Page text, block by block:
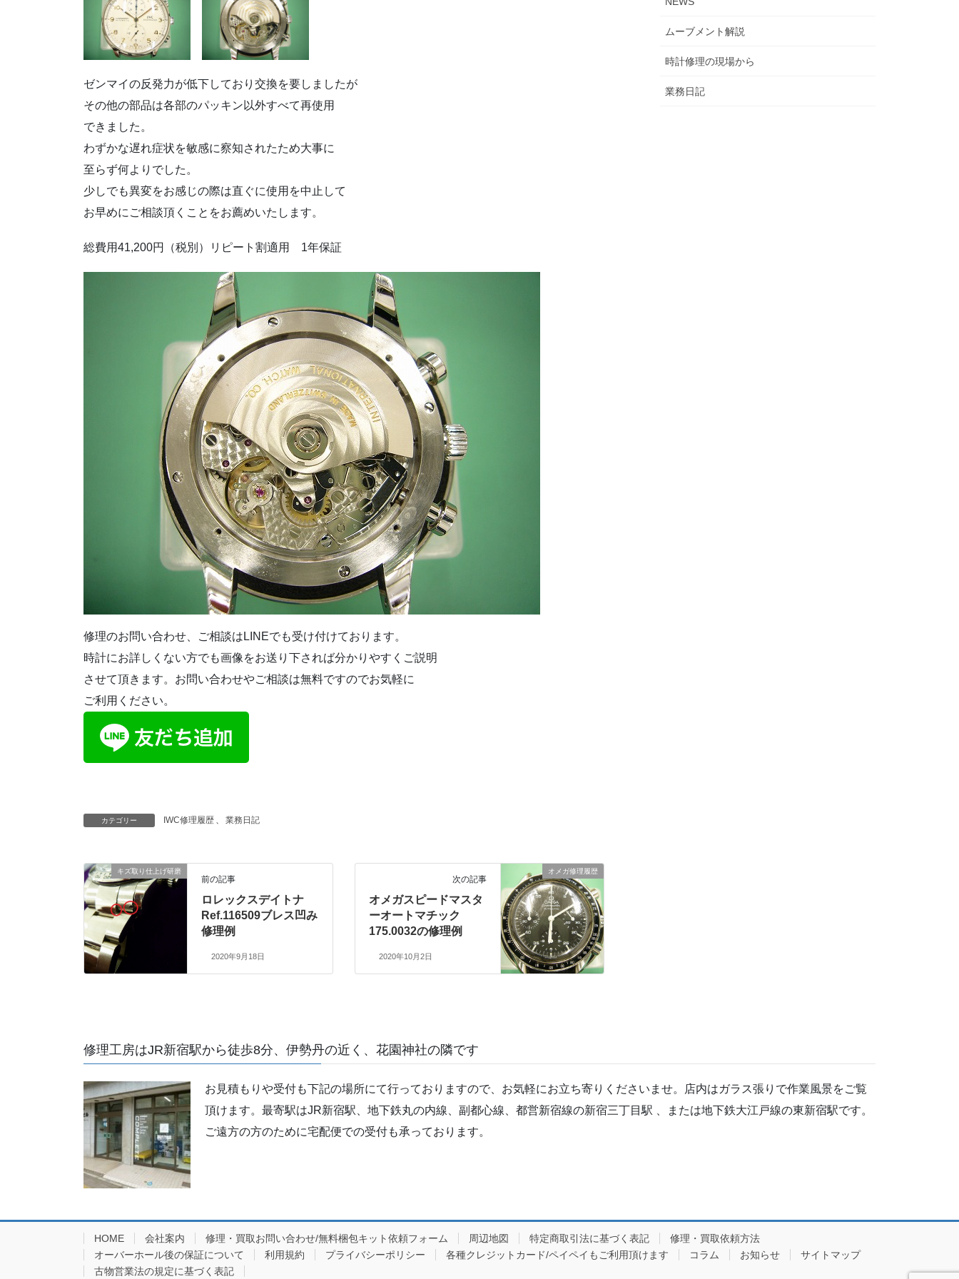
ゼンマイの反発力が低下しており交換を要しましたが
その他の部品は各部のパッキン以外すべて再使用
できました。
わずかな遅れ症状を敏感に察知されたため大事に
至らず何よりでした。
少しでも異変をお感じの際は直ぐに使用を中止して
お早めにご相談頂くことをお薦めいたします。
総費用41,200円（税別）リピート割適用 1年保証
修理のお問い合わせ、ご相談はLINEでも受け付けております。
時計にお詳しくない方でも画像をお送り下されば分かりやすくご説明
させて頂きます。お問い合わせやご相談は無料ですのでお気軽に
ご利用ください。
カテゴリー IWC修理履歴 、 業務日記
キズ取り仕上げ研磨
前の記事
ロレックスデイトナ
Ref.116509ブレス凹み
修理例
2020年9月18日
オメガ修理履歴
次の記事
オメガスピードマスタ
ーオートマチック
175.0032の修理例
2020年10月2日
ムーブメント解説
時計修理の現場から
業務日記
修理工房はJR新宿駅から徒歩8分、伊勢丹の近く、花園神社の隣です
お見積もりや受付も下記の場所にて行っておりますので、お気軽にお立ち寄りくださいませ。店内はガラス張りで作業風景をご覧
頂けます。最寄駅はJR新宿駅、地下鉄丸の内線、副都心線、都営新宿線の新宿三丁目駅 、または地下鉄大江戸線の東新宿駅です。
ご遠方の方のために宅配便での受付も承っております。
HOME 会社案内 修理・買取お問い合わせ/無料梱包キット依頼フォーム 周辺地図 特定商取引法に基づく表記
修理・買取依頼方法
オーバーホール後の保証について
利用規約 プライバシーポリシー 各種クレジットカード/ペイペイもご利用頂けます コラム お知らせ
サイトマップ
古物営業法の規定に基づく表記